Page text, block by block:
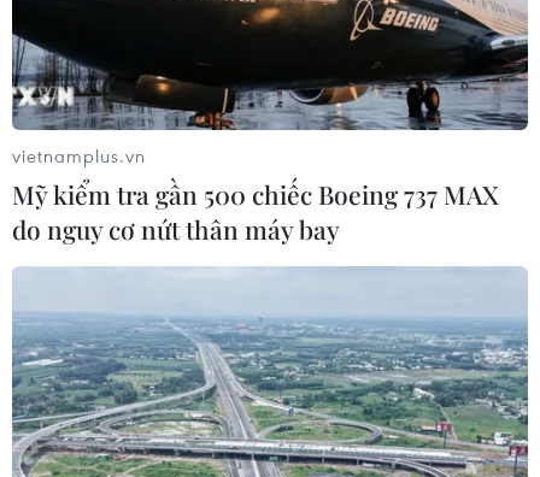
vietnamplus.vn
Mỹ kiểm tra gần 500 chiếc Boeing 737 MAX
do nguy cơ nứt thân máy bay